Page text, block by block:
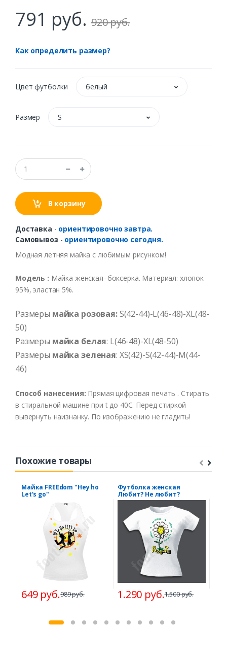
791 руб. 920 руб.
Как определить размер?
Цвет футболки белый
Размер S
В корзину
Доставка - ориентировочно завтра.
Самовывоз - ориентировочно сегодня.
Модная летняя майка с любимым рисунком!
Модель : Майка женская–боксерка. Материал: хлопок
95%,эластан 5%.
Размеры майка розовая:S(42-44)-L(46-48)-XL(48-
50)
Размеры майка белая: L(46-48)-XL(48-50)
Размеры майка зеленая: XS(42)-S(42-44)-M(44-
46)
Способ нанесения: Прямая цифровая печать . Стирать
в стиральной машине при t до 40С. Перед стиркой
вывернуть наизнанку. По изображению не гладить!
Похожие товары
Майка FREEdom "Hey ho
Let's go"
649 руб.989 руб.
Футболка женская
Любит? Не любит?
1.290 руб.1.500 руб.